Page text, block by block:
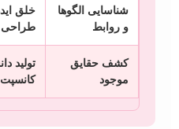
شناسایی الگوها
و روابط
خلق
طراحی
کشف حقایق
موجود
تولید